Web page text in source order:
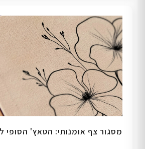
מסגור צף אומנותי: הטאץ' הסופי